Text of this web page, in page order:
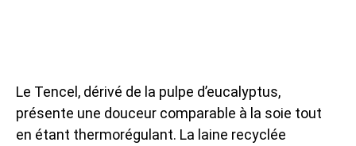
Le Tencel, dérivé de la pulpe d’eucalyptus,
présente une douceur comparable à la soie tout
en étant thermorégulant. La laine recyclée